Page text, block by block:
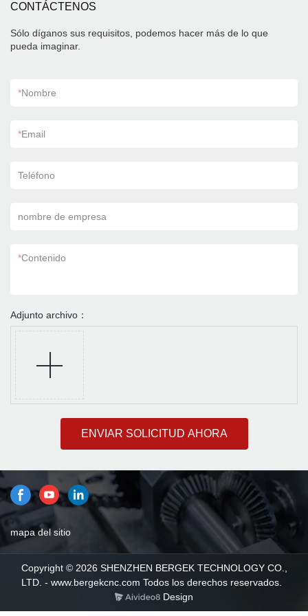
CONTÁCTENOS
Sólo díganos sus requisitos, podemos hacer más de lo que
pueda imaginar.
*Nombre
*Email
Teléfono
nombre de empresa
*Contenido
Adjunto archivo：
ENVIAR SOLICITUD AHORA
mapa del sitio
Copyright © 2026 SHENZHEN BERGEK TECHNOLOGY CO.,
LTD. - www.bergekcnc.com Todos los derechos reservados.
Design